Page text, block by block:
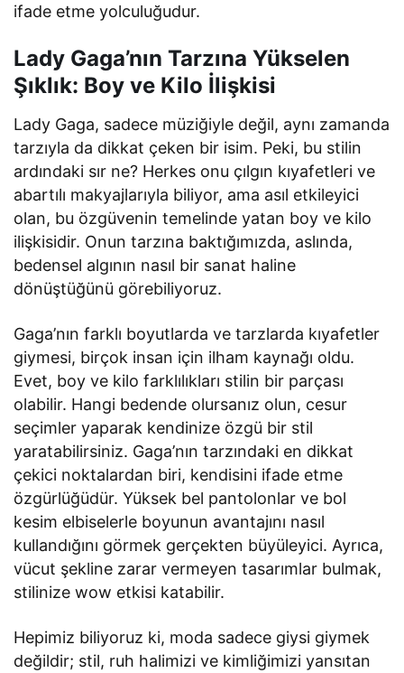
ifade etme yolculuğudur.
Lady Gaga’nın Tarzına Yükselen
Şıklık: Boy ve Kilo İlişkisi
Lady Gaga, sadece müziğiyle değil, aynı zamanda
tarzıyla da dikkat çeken bir isim. Peki, bu stilin
ardındaki sır ne? Herkes onu çılgın kıyafetleri ve
abartılı makyajlarıyla biliyor, ama asıl etkileyici
olan, bu özgüvenin temelinde yatan boy ve kilo
ilişkisidir. Onun tarzına baktığımızda, aslında,
bedensel algının nasıl bir sanat haline
dönüştüğünü görebiliyoruz.
Gaga’nın farklı boyutlarda ve tarzlarda kıyafetler
giymesi, birçok insan için ilham kaynağı oldu.
Evet, boy ve kilo farklılıkları stilin bir parçası
olabilir. Hangi bedende olursanız olun, cesur
seçimler yaparak kendinize özgü bir stil
yaratabilirsiniz. Gaga’nın tarzındaki en dikkat
çekici noktalardan biri, kendisini ifade etme
özgürlüğüdür. Yüksek bel pantolonlar ve bol
kesim elbiselerle boyunun avantajını nasıl
kullandığını görmek gerçekten büyüleyici. Ayrıca,
vücut şekline zarar vermeyen tasarımlar bulmak,
stilinize wow etkisi katabilir.
Hepimiz biliyoruz ki, moda sadece giysi giymek
değildir; stil, ruh halimizi ve kimliğimizi yansıtan